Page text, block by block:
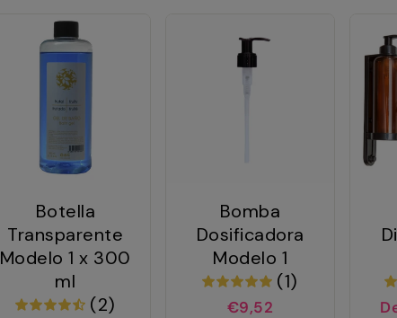
Botella
Transparente
Modelo 1 x 300
ml
(2)
Bomba
Dosificadora
Modelo 1
(1)
€9,52